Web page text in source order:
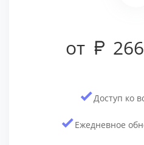
от
Доступ ко
Ежедневное